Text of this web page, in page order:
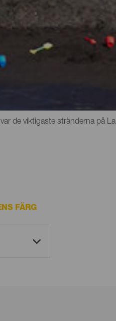
där du kan hitta ditt eget
de viktigaste stränderna på La
FÄRG